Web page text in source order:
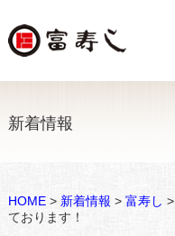
新着情報
HOME> 新着情報 > 富寿し >
ております！